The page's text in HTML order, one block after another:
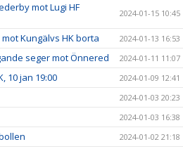
mot Lugi HF
2024-01-15 10:45
Kungälvs HK borta 2024-01-13 16:53
seger mot Önnered 2024-01-11 11:07
10 jan 19:00 2024-01-09 12:41
2024-01-03 20:23
2024-01-03 16:38
2024-01-02 21:18